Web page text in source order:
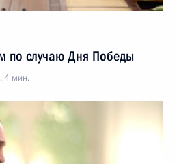
по случаю Дня Победы
4 мин.